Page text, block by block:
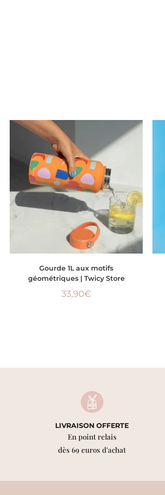
Gourde 1L aux motifs
géométriques | Twicy Store
33,90€
LIVRAISON OFFERTE
En point relais
dès 69 euros d'achat